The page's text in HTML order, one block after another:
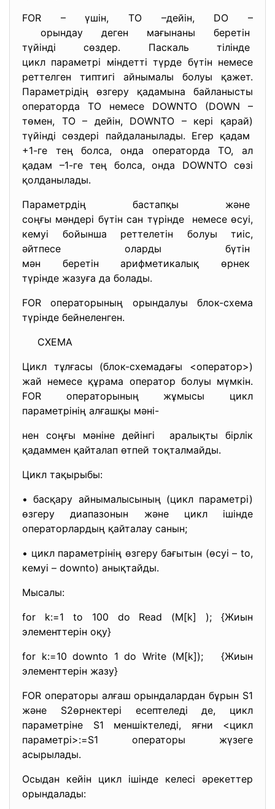
FOR – үшін, TO –дейін, DO –
орындау деген мағынаны беретін
түйінді сөздер. Паскаль тілінде
цикл параметрі міндетті түрде бүтін немесе
реттелген типтигі айнымалы болуы қажет.
Параметрідің өзгеру қадамына байланысты
операторда TO немесе DOWNTO (DOWN –
төмен, TO – дейін, DOWNTO – кері қарай)
түйінді сөздері пайдаланылады. Егер қадам
+1-ге тең болса, онда операторда TO, ал
қадам –1-ге тең болса, онда DOWNTO сөзі
қолданылады.
Параметрдің бастапқы және
соңғы мәндері бүтін сан түрінде немесе өсуі,
кемуі бойынша реттелетін болуы тиіс,
әйтпесе оларды бүтін
мән беретін арифметикалық өрнек
түрінде жазуға да болады.
FOR операторының орындалуы блок-схема
түрінде бейнеленген.
СХЕМА
Цикл тұлғасы (блок-схемадағы <оператор>)
жай немесе құрама оператор болуы мүмкін.
FOR операторының жұмысы цикл
параметрінің алғашқы мәні-
нен соңғы мәніне дейінгі аралықты бірлік
қадаммен қайталап өтпей тоқталмайды.
Цикл тақырыбы:
• басқару айнымалысының (цикл параметрі)
өзгеру диапазонын және цикл ішінде
операторлардың қайталау санын;
• цикл параметрінің өзгеру бағытын (өсуі – to,
кемуі – downto) анықтайды.
Мысалы:
for k:=1 to 100 do Read (M[k] ); {Жиын
элементтерін оқу}
for k:=10 downto 1 do Write (M[k]); {Жиын
элементтерін жазу}
FOR операторы алғаш орындалардан бұрын S1
және S2өрнектері есептеледі де, цикл
параметріне S1 меншіктеледі, яғни <цикл
параметрі>:=S1 операторы жүзеге
асырылады.
Осыдан кейін цикл ішінде келесі әрекеттер
орындалады: